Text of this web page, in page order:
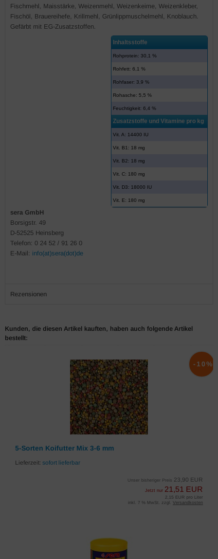
Fischmehl, Maisstärke, Weizenmehl, Weizenkeime, Weizenkleber,
Fischöl, Brauereihefe, Krillmehl, Grünlippmuschelmehl, Knoblauch.
Gefärbt mit EG-Zusatzstoffen.
Inhaltsstoffe
Rohprotein: 30,1 %
Rohfett: 6,1 %
Rohfaser: 3,9 %
Rohasche: 5,5 %
Feuchtigkeit: 6,4 %
Zusatzstoffe und Vitamine pro kg
Vit. A: 14400 IU
Vit. B1: 18 mg
Vit. B2: 18 mg
Vit. C: 180 mg
Vit. D3: 18000 IU
Vit. E: 180 mg
sera GmbH
Borsigstr. 49
D-52525 Heinsberg
Telefon: 0 24 52 / 91 26 0
E-Mail: info(at)sera(dot)de
Rezensionen
Kunden, die diesen Artikel kauften, haben auch folgende Artikel
bestellt:
5-Sorten Koifutter Mix 3-6 mm
Lieferzeit: sofort lieferbar
Unser bisheriger Preis 23,90 EUR
Jetzt nur 21,51 EUR
-10%
2,15 EUR pro Liter
inkl. 7 % MwSt. zzgl. Versandkosten